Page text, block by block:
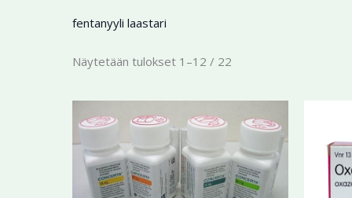
fentanyyli laastari
Näytetään tulokset 1–12 / 22
194,44 €
412,41 €
on
useampi
muunnelma.